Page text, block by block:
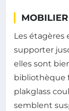
Les étagères
supporter
elles sont
bibliothèque
plakglass
semblent